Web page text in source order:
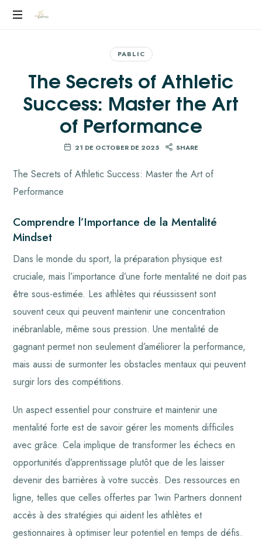
YEILEN
PABLIC
The Secrets of Athletic
Success: Master the Art
of Performance
21 DE OCTOBER DE 2025 SHARE
The Secrets of Athletic Success: Master the Art of
Performance
Comprendre l’Importance de la Mentalité
Mindset
Dans le monde du sport, la préparation physique est
cruciale, mais l’importance d’une forte mentalité ne doit pas
être sous-estimée. Les athlètes qui réussissent sont
souvent ceux qui peuvent maintenir une concentration
inébranlable, même sous pression. Une mentalité de
gagnant permet non seulement d’améliorer la performance,
mais aussi de surmonter les obstacles mentaux qui peuvent
surgir lors des compétitions.
Un aspect essentiel pour construire et maintenir une
mentalité forte est de savoir gérer les moments difficiles
avec grâce. Cela implique de transformer les échecs en
opportunités d’apprentissage plutôt que de les laisser
devenir des barrières à votre succès. Des ressources en
ligne, telles que celles offertes par 1win Partners donnent
accès à des stratégies qui aident les athlètes et
gestionnaires à optimiser leur potentiel en temps de défis.